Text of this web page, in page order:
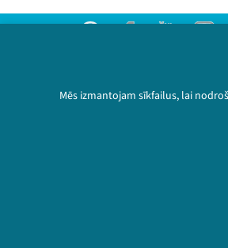
Mēs izmantojam sīkfailus, lai
Privātuma politika
Lietošanas noteikumi
© 2026 Sarunu festivāls